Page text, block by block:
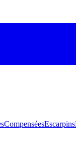
CompenséesEscarpins